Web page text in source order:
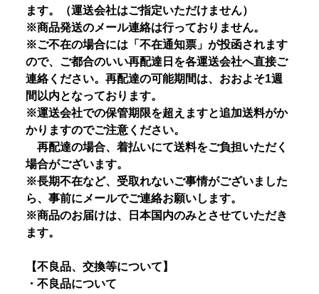
ます。（運送会社はご指定いただけません）
※商品発送のメール連絡は行っておりません。
※ご不在の場合には「不在通知票」が投函されます
ので、ご都合のいい再配達日を各運送会社へ直接ご
連絡ください。再配達の可能期間は、おおよそ1週
間以内となっております。
※運送会社での保管期限を超えますと追加送料がか
かりますのでご注意ください。
再配達の場合、着払いにて送料をご負担いただく
場合がございます。
※長期不在など、受取れないご事情がございました
ら、事前にメールでご連絡お願いします。
※商品のお届けは、日本国内のみとさせていただき
ます。
【不良品、交換等について】
・不良品について